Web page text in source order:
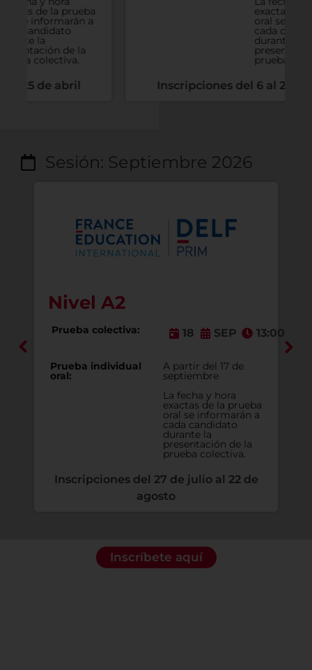
exactas de la prueba
oral se informarán a
Inscripciones del 6 al 25 de abril
Sesión: Septiembre 2026
Nivel A1.1
Prueba colectiva: 16 SEP 13:00
Prueba individual
oral:
A partir del 17 de
septiembre
La fecha y hora
exactas de la prueba
oral se informarán a
cada candidato
durante la
presentación de la
prueba colectiva.
Inscripciones del 27 de julio al 22 de
agosto
Inscríbete aquí